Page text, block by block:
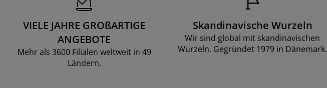
VIELE JAHRE GROßARTIGE
ANGEBOTE
Mehr als 3600 Filialen weltweit in 49
Ländern.
Skandinavische Wurzeln
Wir sind global mit skandinavischen
Wurzeln. Gegründet 1979 in Dänemark.